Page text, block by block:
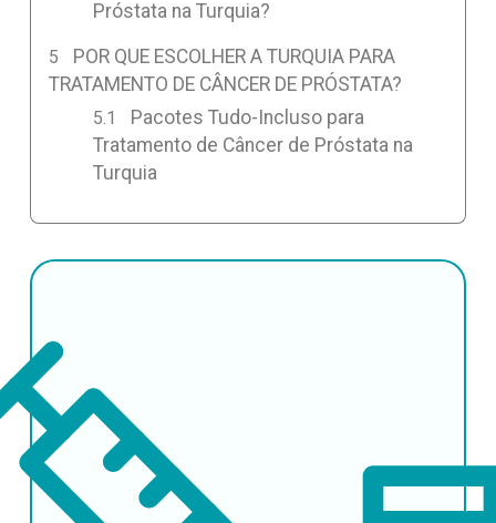
Próstata na Turquia?
POR QUE ESCOLHER A TURQUIA PARA
TRATAMENTO DE CÂNCER DE PRÓSTATA?
Pacotes Tudo-Incluso para
Tratamento de Câncer de Próstata na
Turquia